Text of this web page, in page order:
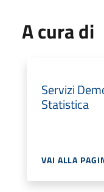
A cura di
Servizi
Statistica
VAI ALLA